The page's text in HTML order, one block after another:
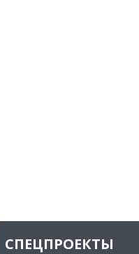
СПЕЦПРОЕКТЫ